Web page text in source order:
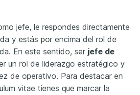
jefe, le respondes directamente
y estás por encima del rol de
En este sentido, ser jefe de
un rol de liderazgo estratégico y
de operativo. Para destacar en
vitae tienes que marcar la